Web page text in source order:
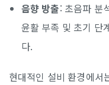
음향 방출: 초음파 분
윤활 부족 및 초기 단
다.
현대적인 설비 환경에서